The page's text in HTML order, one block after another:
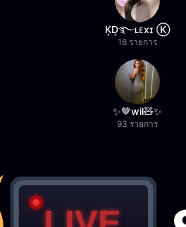
K͙D͙࿐ʟᴇxɪ Ⓚ
18 รายการ
✨🤎wil🧸✨
93 รายการ